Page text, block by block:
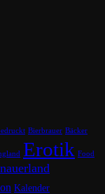
Bierbrauer Bäcker
Erotik Food
Kalender